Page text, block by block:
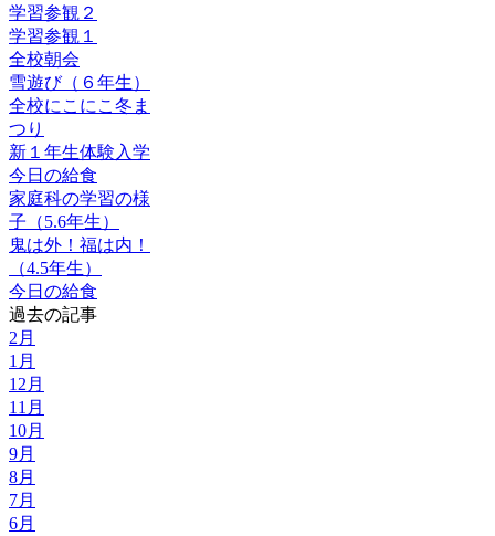
学習参観２
学習参観１
全校朝会
雪遊び（６年生）
全校にこにこ冬ま
つり
新１年生体験入学
今日の給食
家庭科の学習の様
子（5.6年生）
鬼は外！福は内！
（4.5年生）
今日の給食
過去の記事
2月
1月
12月
11月
10月
9月
8月
7月
6月